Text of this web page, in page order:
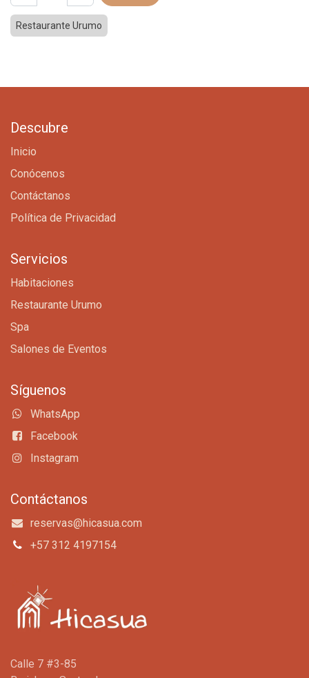
Restaurante Urumo
Descubre
Inicio
Conócenos
Contáctanos
Política de Privacidad
Servicios
Habitaciones
Restaurante Urumo
Spa
Salones de Eventos
Síguenos
WhatsApp
Facebook
Instagram
Contáctanos
reservas@hicasua.com
+57 312 4197154
Calle 7 #3-85